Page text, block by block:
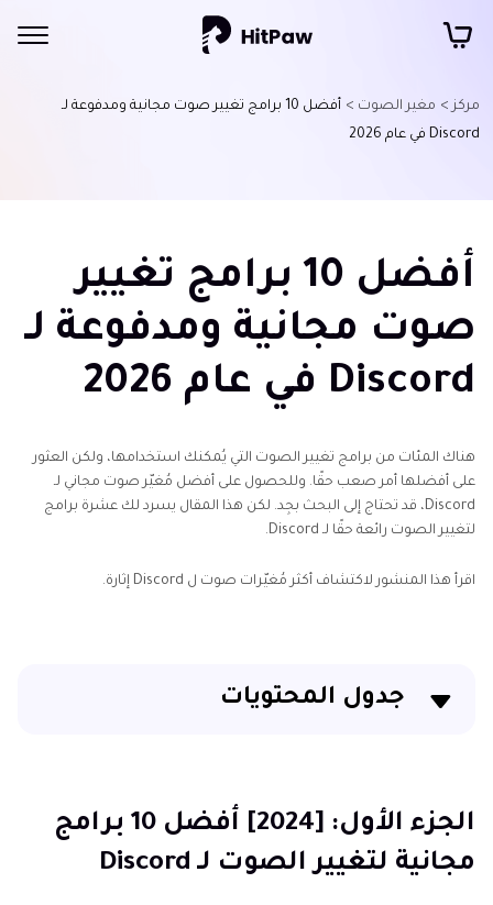
مركز > مغير الصوت >
أفضل 10 برامج تغيير صوت مجانية ومدفوعة لـ
Discord في عام 2026
أفضل 10 برامج تغيير
صوت مجانية ومدفوعة لـ
Discord في عام 2026
هناك المئات من برامج تغيير الصوت التي يُمكنك استخدامها، ولكن العثور
على أفضلها أمر صعب حقًا. وللحصول على أفضل مُغيّر صوت مجاني لـ
Discord، قد تحتاج إلى البحث بجِد. لكن هذا المقال يسرد لك عشرة برامج
لتغيير الصوت رائعة حقًا لـ Discord.
اقرأ هذا المنشور لاكتشاف أكثر مُغيّرات صوت ل Discord إثارة.
جدول المحتويات
الجزء الثاني: [نصيحة إضافية] استخدم HitPaw VoicePea
لتغيير صوتك بسهولة في Discord
الجزء الأول: [2024] أفضل 10 برامج
مجانية لتغيير الصوت لـ Discord